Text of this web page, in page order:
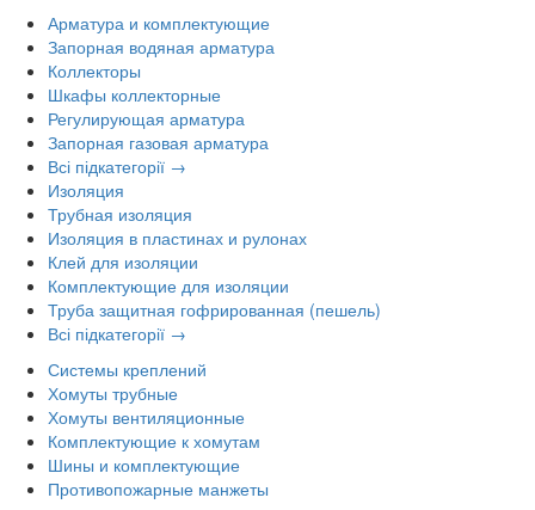
Арматура и комплектующие
Запорная водяная арматура
Коллекторы
Шкафы коллекторные
Регулирующая арматура
Запорная газовая арматура
Всі підкатегорії →
Изоляция
Трубная изоляция
Изоляция в пластинах и рулонах
Клей для изоляции
Комплектующие для изоляции
Труба защитная гофрированная (пешель)
Всі підкатегорії →
Системы креплений
Хомуты трубные
Хомуты вентиляционные
Комплектующие к хомутам
Шины и комплектующие
Противопожарные манжеты